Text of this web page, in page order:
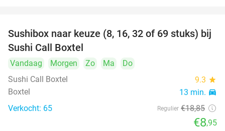
53%
Sushibox naar keuze (8, 16, 32 of 69 stuks) bij
Sushi Call Boxtel
Vandaag Morgen Zo Ma
Do
Sushi Call Boxtel
9.3 star
Boxtel 13 min. directions_car
Verkocht: 65 Regulier €18,85
€8,95